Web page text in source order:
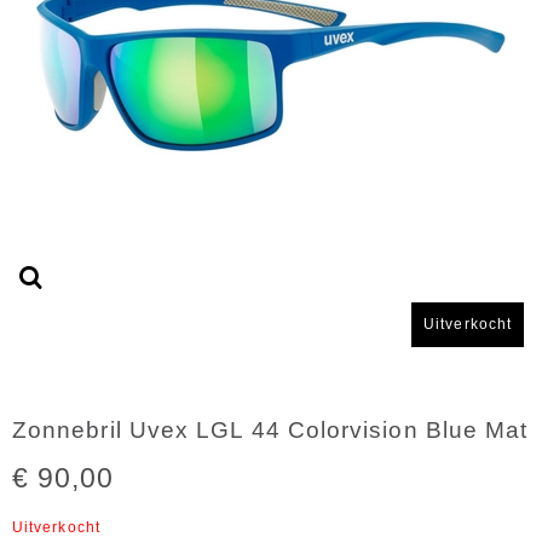
Uitverkocht
Zonnebril Uvex LGL 44 Colorvision Blue Mat
€ 90,00
Uitverkocht